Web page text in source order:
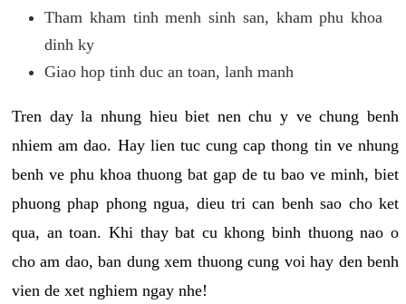
Tham kham tinh menh sinh san, kham phu khoa
dinh ky
Giao hop tinh duc an toan, lanh manh
Tren day la nhung hieu biet nen chu y ve chung benh
nhiem am dao. Hay lien tuc cung cap thong tin ve nhung
benh ve phu khoa thuong bat gap de tu bao ve minh, biet
phuong phap phong ngua, dieu tri can benh sao cho ket
qua, an toan. Khi thay bat cu khong binh thuong nao o
cho am dao, ban dung xem thuong cung voi hay den benh
vien de xet nghiem ngay nhe!